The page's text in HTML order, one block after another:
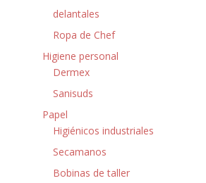
delantales
Ropa de Chef
Higiene personal
Dermex
Sanisuds
Papel
Higiénicos industriales
Secamanos
Bobinas de taller